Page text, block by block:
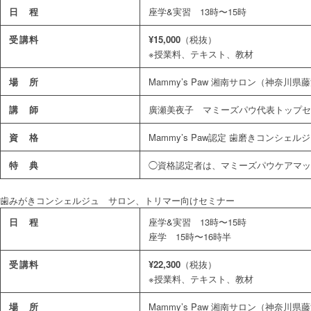
日 程 座学&実習 13時〜15時
受講料 ¥15,000 （税抜）
※授業料、テキスト、教材
場 所 Mammy’s Paw 湘南サロン（神奈川県
講 師 廣瀬美夜子 マミーズパウ代表トップ
資 格 Mammy’s Paw認定 歯磨きコンシェル
特 典 ◯資格認定者は、マミーズパウケアマ
歯みがきコンシェルジュ サロン、トリマー向けセミナー
日 程
座学&実習 13時〜15時
座学 15時〜16時半
受講料 ¥22,300 （税抜）
※授業料、テキスト、教材
場 所 Mammy’s Paw 湘南サロン（神奈川県